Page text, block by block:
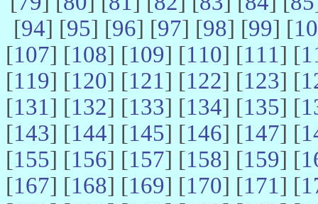
[94] [95] [96] [97] [98] [99] [
[107] [108] [109] [110] [111] [
[119] [120] [121] [122] [123] [
[131] [132] [133] [134] [135] [
[143] [144] [145] [146] [147] [
[155] [156] [157] [158] [159] [
[167] [168] [169] [170] [171] [